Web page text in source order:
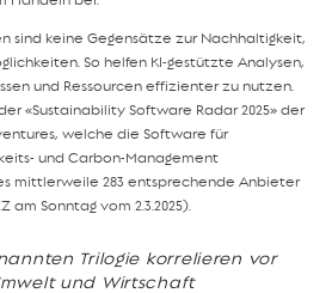
sind keine Gegensätze zur Nachhaltigkeit,
So helfen KI-gestützte Analysen,
und Ressourcen effizienter zu nutzen.
«Sustainability Software Radar 2025» der
welche die Software für
und Carbon-Management
mittlerweile 283 entsprechende Anbieter
am Sonntag vom 2.3.2025).
Trilogie korrelieren vor
und Wirtschaft